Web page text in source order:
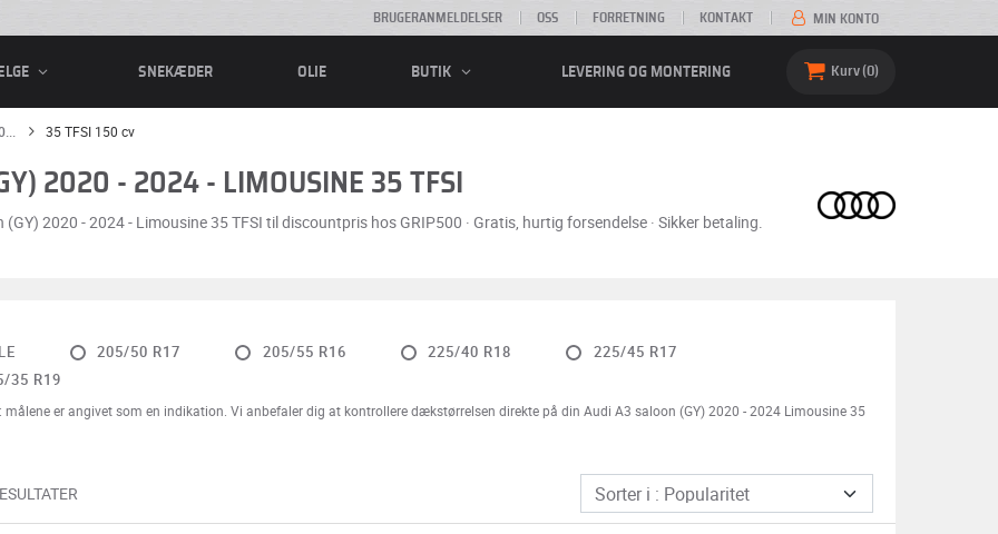
BRUGERANMELDELSER OSS FORRETNING KONTAKT MIN KONTO
SNEKÆDER OLIE BUTIK LEVERING OG MONTERING Kurv 0
35 TFSI 150 cv
2020 - 2024 - LIMOUSINE 35 TFSI
2020 - 2024 - Limousine 35 TFSI til discountpris hos GRIP500 · Gratis, hurtig forsendelse · Sikker betaling.
205/50 R17 205/55 R16 225/40 R18
225/45 R17
35 R19
målene er angivet som en indikation. Vi anbefaler dig at kontrollere dækstørrelsen direkte på din Audi A3 saloon (GY) 2020 - 2024 Limousine 35